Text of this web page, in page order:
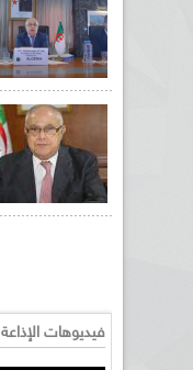
فيديوهات الإذاعة